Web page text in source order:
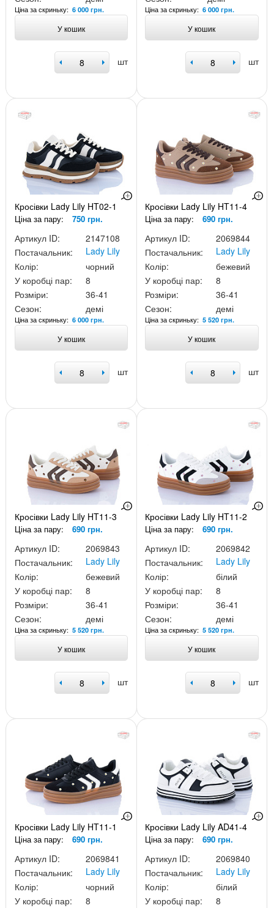
Ціна за скриньку: 6 000 грн.
У кошик
шт
Ціна за скриньку:6 000 грн.
У кошик
шт
Кросівки Lady Lily HT02-1
Ціна за пару: 750 грн.
Артикул ID:
2147108
Постачальник:
Lady Lily
Колір:
чорний
У коробці пар:
8
Розміри:
36-41
Сезон:
демі
Ціна за скриньку: 6 000 грн.
У кошик
шт
Кросівки Lady Lily HT11-4
Ціна за пару: 690 грн.
Артикул ID:
2069844
Постачальник:
Lady Lily
Колір:
бежевий
У коробці пар:
8
Розміри:
36-41
Сезон:
демі
Ціна за скриньку:5 520 грн.
У кошик
шт
Кросівки Lady Lily HT11-3
Ціна за пару: 690 грн.
Артикул ID:
2069843
Постачальник:
Lady Lily
Колір:
бежевий
У коробці пар:
8
Розміри:
36-41
Сезон:
демі
Ціна за скриньку: 5 520 грн.
У кошик
шт
Кросівки Lady Lily HT11-2
Ціна за пару: 690 грн.
Артикул ID:
2069842
Постачальник:
Lady Lily
Колір:
білий
У коробці пар:
8
Розміри:
36-41
Сезон:
демі
Ціна за скриньку:5 520 грн.
У кошик
шт
Кросівки Lady Lily HT11-1
Ціна за пару: 690 грн.
Артикул ID:
2069841
Постачальник:
Lady Lily
Колір:
чорний
У коробці пар:
8
Кросівки Lady Lily AD41-4
Ціна за пару: 690 грн.
Артикул ID:
2069840
Постачальник:
Lady Lily
Колір:
білий
У коробці пар:
8